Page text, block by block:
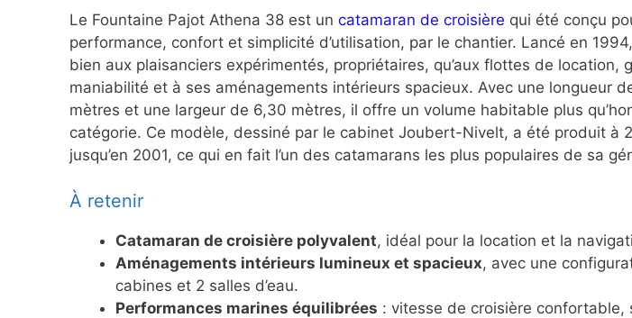
Le Fountaine Pajot Athena 38 est un catamaran de croisière qui été conçu
performance, confort et simplicité d’utilisation, par le chantier. Lancé en
bien aux plaisanciers expérimentés, propriétaires, qu’aux flottes de location,
maniabilité et à ses aménagements intérieurs spacieux. Avec une longueur
mètres et une largeur de 6,30 mètres, il offre un volume habitable plus
catégorie. Ce modèle, dessiné par le cabinet Joubert-Nivelt, a été produit à
jusqu’en 2001, ce qui en fait l’un des catamarans les plus populaires de sa
À retenir
Catamaran de croisière polyvalent, idéal pour la location et la
Aménagements intérieurs lumineux et spacieux, avec une
cabines et 2 salles d’eau.
Performances marines équilibrées : vitesse de croisière